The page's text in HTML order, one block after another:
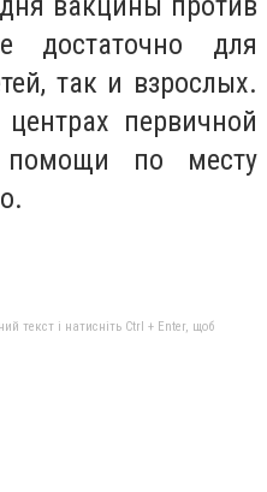
достаточно для
так и взрослых.
первичной
помощи по месту
текст і натисніть Ctrl + Enter, щоб